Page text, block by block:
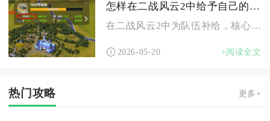
怎样在二战风云2中给予自己的队伍补给
在二战风云2中为队伍补给，核心依靠领地自动补给、手动城市补给...
2026-05-20 +阅读全文
热门攻略 更多+